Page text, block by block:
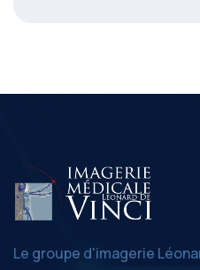
Le groupe d'imagerie